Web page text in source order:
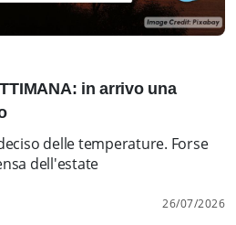
in arrivo una
delle temperature. Forse
dell'estate
26/07/2026